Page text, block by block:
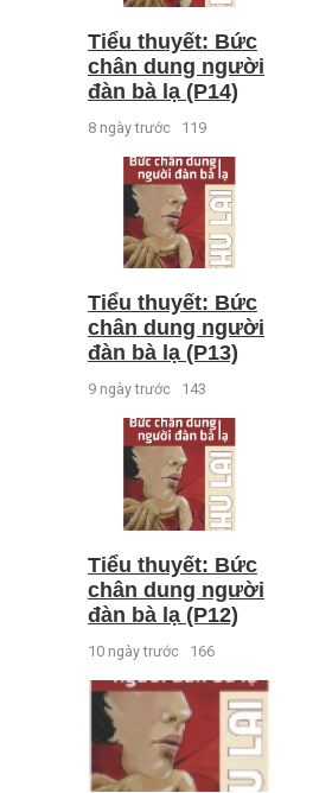
Tiểu thuyết: Bức
chân dung người
đàn bà lạ (P14)
8 ngày trước 119
Tiểu thuyết: Bức
chân dung người
đàn bà lạ (P13)
9 ngày trước 143
Tiểu thuyết: Bức
chân dung người
đàn bà lạ (P12)
10 ngày trước 166